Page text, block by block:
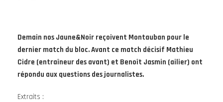
Demain nos Jaune&Noir reçoivent Montauban pour le
dernier match du bloc. Avant ce match décisif Mathieu
Cidre (entraîneur des avant) et Benoît Jasmin (ailier) ont
répondu aux questions des journalistes.
Extraits :